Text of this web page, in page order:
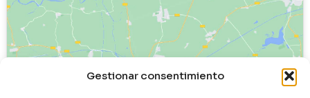
Gestionar consentimiento
Haz clic para aceptar cookies de